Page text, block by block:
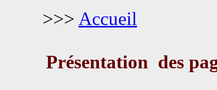
>>> Accueil
Présentation des